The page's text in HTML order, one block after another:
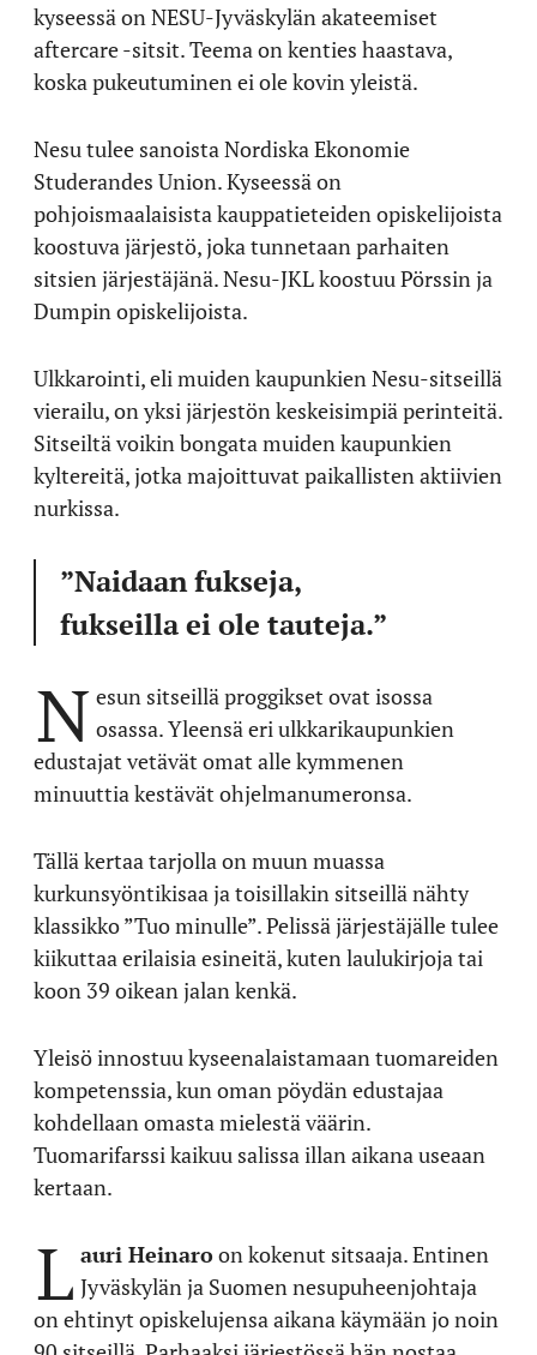
kyseessä on NESU-Jyväskylän akateemiset
aftercare -sitsit. Teema on kenties haastava,
koska pukeutuminen ei ole kovin yleistä.
Nesu tulee sanoista Nordiska Ekonomie
Studerandes Union. Kyseessä on
pohjoismaalaisista kauppatieteiden opiskelijoista
koostuva järjestö, joka tunnetaan parhaiten
sitsien järjestäjänä. Nesu-JKL koostuu Pörssin ja
Dumpin opiskelijoista.
Ulkkarointi, eli muiden kaupunkien Nesu-sitseillä
vierailu, on yksi järjestön keskeisimpiä perinteitä.
Sitseiltä voikin bongata muiden kaupunkien
kyltereitä, jotka majoittuvat paikallisten aktiivien
nurkissa.
”Naidaan fukseja,
fukseilla ei ole tauteja.”
N esun sitseillä proggikset ovat isossa
osassa. Yleensä eri ulkkarikaupunkien
edustajat vetävät omat alle kymmenen
minuuttia kestävät ohjelmanumeronsa.
Tällä kertaa tarjolla on muun muassa
kurkunsyöntikisaa ja toisillakin sitseillä nähty
klassikko ”Tuo minulle”. Pelissä järjestäjälle tulee
kiikuttaa erilaisia esineitä, kuten laulukirjoja tai
koon 39 oikean jalan kenkä.
Yleisö innostuu kyseenalaistamaan tuomareiden
kompetenssia, kun oman pöydän edustajaa
kohdellaan omasta mielestä väärin.
Tuomarifarssi kaikuu salissa illan aikana useaan
kertaan.
L auri Heinaroon kokenut sitsaaja. Entinen
Jyväskylän ja Suomen nesupuheenjohtaja
on ehtinyt opiskelujensa aikana käymään jo noin